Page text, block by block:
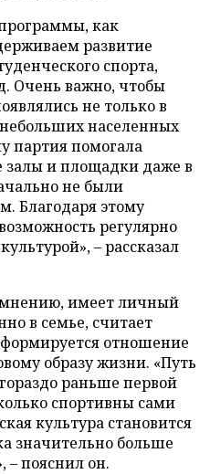
как
развитие
спорта,
Очень важно, чтобы
не только в
населенных
партия помогала
залы и площадки даже в
не были
Благодаря этому
регулярно
– рассказал
мнению, имеет личный
в семье, считает
отношение
образу жизни. «Путь
раньше первой
спортивны сами
культура становится
значительно больше
– пояснил он.